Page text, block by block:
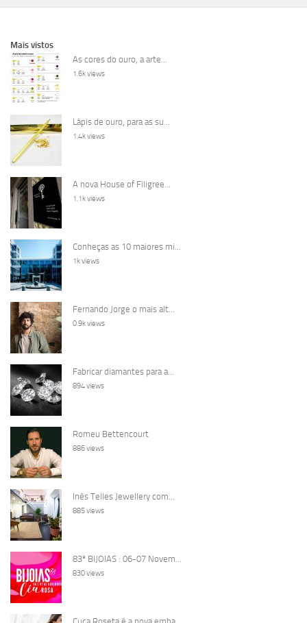
Mais vistos
As cores do ouro, a arte...
1.6k views
Lápis de ouro, para as su...
1.4k views
A nova House of Filigree...
1.1k views
Conheças as 10 maiores mi...
1k views
Fernando Jorge o mais alt...
0.9k views
Fabricar diamantes para a...
894 views
Romeu Bettencourt
886 views
Inês Telles Jewellery com...
885 views
83ª BIJOIAS : 06-07 Novem...
830 views